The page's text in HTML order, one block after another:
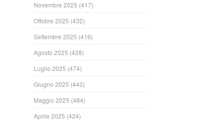
Novembre 2025 (417)
Ottobre 2025 (432)
Settembre 2025 (416)
Agosto 2025 (428)
Luglio 2025 (474)
Giugno 2025 (443)
Maggio 2025 (484)
Aprile 2025 (424)